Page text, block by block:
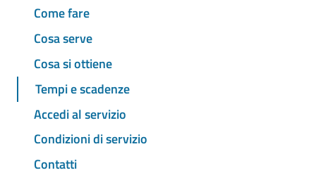
Come fare
Cosa serve
Cosa si ottiene
Tempi e scadenze
Accedi al servizio
Condizioni di servizio
Contatti